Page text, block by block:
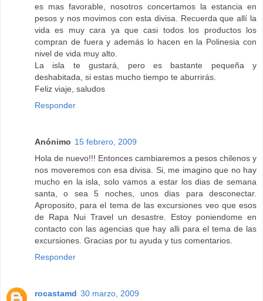
es mas favorable, nosotros concertamos la estancia en
pesos y nos movimos con esta divisa. Recuerda que allí la
vida es muy cara ya que casi todos los productos los
compran de fuera y además lo hacen en la Polinesia con
nivel de vida muy alto.
La isla te gustará, pero es bastante pequeña y
deshabitada, si estas mucho tiempo te aburrirás.
Feliz viaje, saludos
Responder
Anónimo 15 febrero, 2009
Hola de nuevo!!! Entonces cambiaremos a pesos chilenos y
nos moveremos con esa divisa. Si, me imagino que no hay
mucho en la isla, solo vamos a estar los dias de semana
santa, o sea 5 noches, unos dias para desconectar.
Aproposito, para el tema de las excursiones veo que esos
de Rapa Nui Travel un desastre. Estoy poniendome en
contacto con las agencias que hay alli para el tema de las
excursiones. Gracias por tu ayuda y tus comentarios.
Responder
rocastamd 30 marzo, 2009